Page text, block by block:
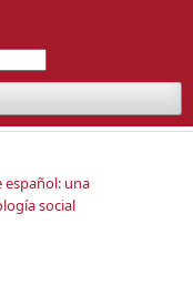
español: una
social